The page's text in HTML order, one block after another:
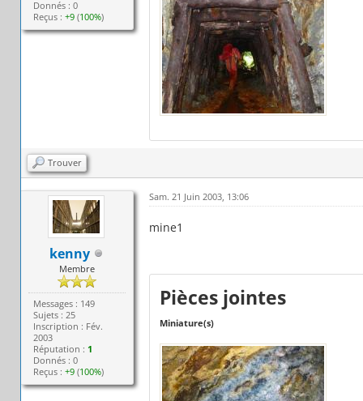
Donnés : 0
Reçus :+9 (100%)
Trouver
kenny
Membre
Messages : 149
Sujets : 25
Inscription : Fév.
2003
Réputation : 1
Donnés : 0
Reçus :+9 (100%)
Sam. 21 Juin 2003, 13:06
mine1
Pièces jointes
Miniature(s)